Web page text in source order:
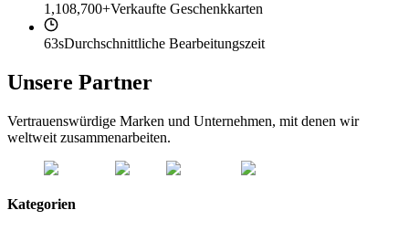
1,108,700+Verkaufte Geschenkkarten
63sDurchschnittliche Bearbeitungszeit
Unsere Partner
Vertrauenswürdige Marken und Unternehmen, mit denen wir
weltweit zusammenarbeiten.
Kategorien